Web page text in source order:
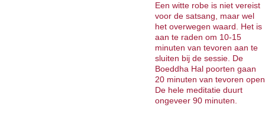
Een witte robe is niet vereist
voor de satsang, maar wel
het overwegen waard. Het is
aan te raden om 10-15
minuten van tevoren aan te
sluiten bij de sessie. De
Boeddha Hal poorten gaan
20 minuten van tevoren
De hele meditatie duurt
ongeveer 90 minuten.